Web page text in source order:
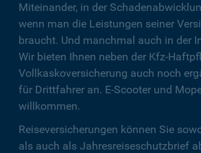
Miteinander, in der
wenn man die Leistungen seiner
braucht. Und manchmal auch in der
Wir bieten Ihnen neben der Kfz-
Vollkaskoversicherung auch noch
für Drittfahrer an. E-Scooter und
willkommen.
Reiseversicherungen können Sie
als auch als Jahresreiseschutzbrief